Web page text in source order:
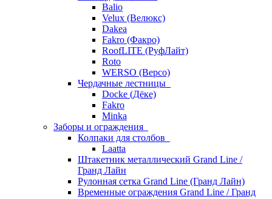
Balio
Velux (Велюкс)
Dakea
Fakro (Факро)
RoofLITE (РуфЛайт)
Roto
WERSO (Версо)
Чердачные лестницы
Docke (Дёке)
Fakro
Minka
Заборы и ограждения
Колпаки для столбов
Laatta
Штакетник металлический Grand Line /
Гранд Лайн
Рулонная сетка Grand Line (Гранд Лайн)
Временные ограждения Grand Line / Гранд